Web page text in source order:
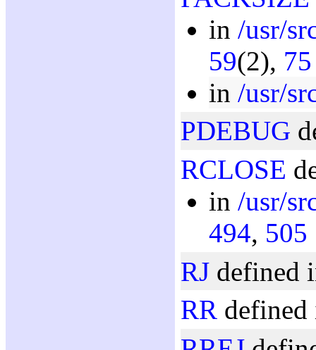
in /usr/
59(2), 75
in /usr/
PDEBUG
RCLOSE
in /usr/
494, 505
RJ defined
RR